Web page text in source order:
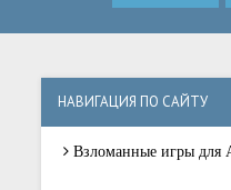
НАВИГАЦИЯ ПО САЙТУ
Взломанные игры для